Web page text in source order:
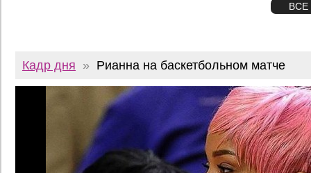
ВСЕ
Кадр дня » Рианна на баскетбольном матче